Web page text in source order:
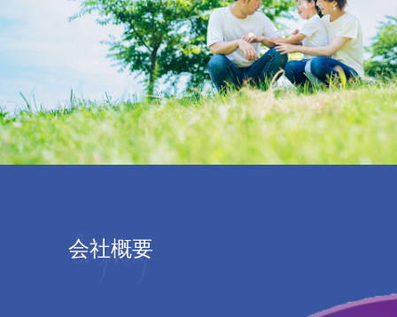
会社概要
Company